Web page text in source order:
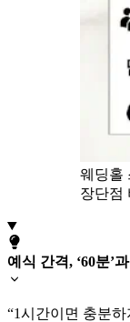
웨딩홀
장단점
예식 간격, ‘60분’
“1시간이면 충분